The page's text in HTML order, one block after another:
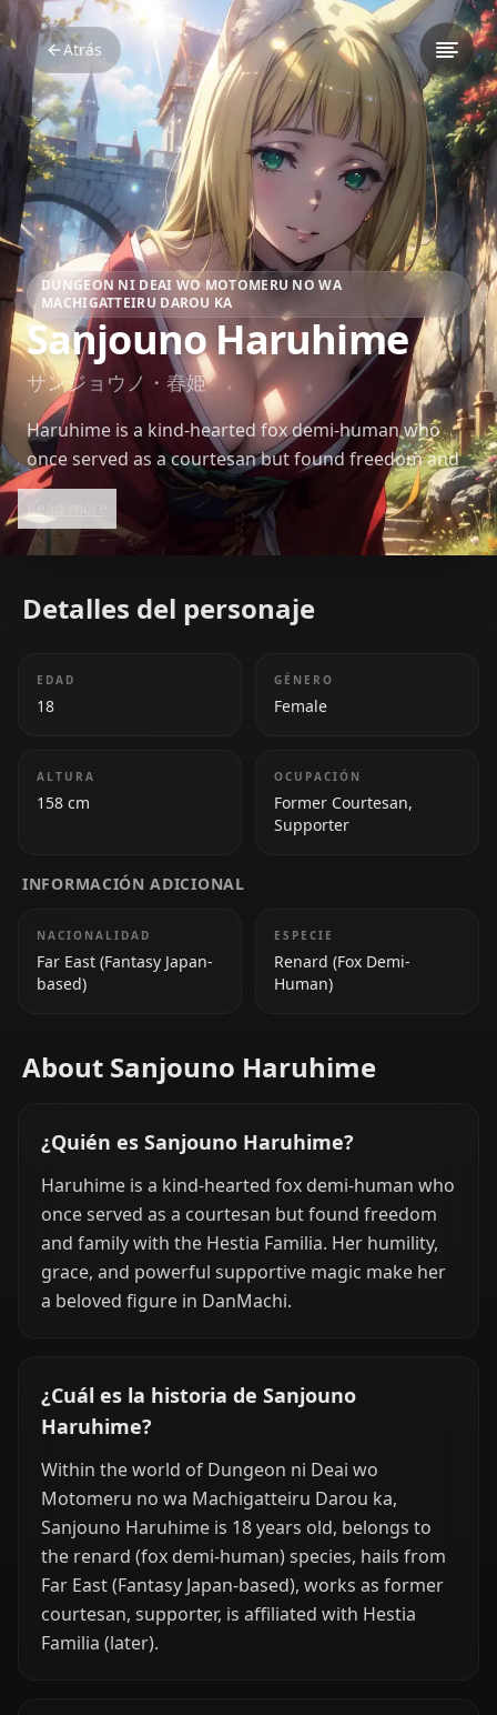
Atrás
DUNGEON NI DEAI WO MOTOMERU NO WA
MACHIGATTEIRU DAROU KA
Sanjouno Haruhime
サンジョウノ・春姫
Haruhime is a kind-hearted fox demi-human who
once served as a courtesan but found freedom and
family with the Hestia Familia. Her humility, grace,
and powerful supportive magic make her a beloved
figure in DanMachi.
Read more
Detalles del personaje
EDAD
18
GÉNERO
Female
ALTURA
158 cm
OCUPACIÓN
Former Courtesan,
Supporter
INFORMACIÓN ADICIONAL
NACIONALIDAD
Far East (Fantasy Japan-
based)
ESPECIE
Renard (Fox Demi-
Human)
About Sanjouno Haruhime
¿Quién es Sanjouno Haruhime?
Haruhime is a kind-hearted fox demi-human who
once served as a courtesan but found freedom
and family with the Hestia Familia. Her humility,
grace, and powerful supportive magic make her
a beloved figure in DanMachi.
¿Cuál es la historia de Sanjouno
Haruhime?
Within the world of Dungeon ni Deai wo
Motomeru no wa Machigatteiru Darou ka,
Sanjouno Haruhime is 18 years old, belongs to
the renard (fox demi-human) species, hails from
Far East (Fantasy Japan-based), works as former
courtesan, supporter, is affiliated with Hestia
Familia (later).